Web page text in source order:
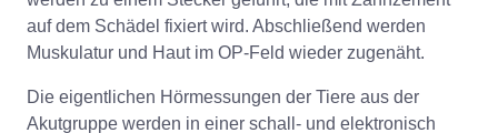
auf dem Schädel fixiert wird. Abschließend werden
Muskulatur und Haut im OP-Feld wieder zugenäht.
Die eigentlichen Hörmessungen der Tiere aus der
Akutgruppe werden in einer schall- und elektronisch